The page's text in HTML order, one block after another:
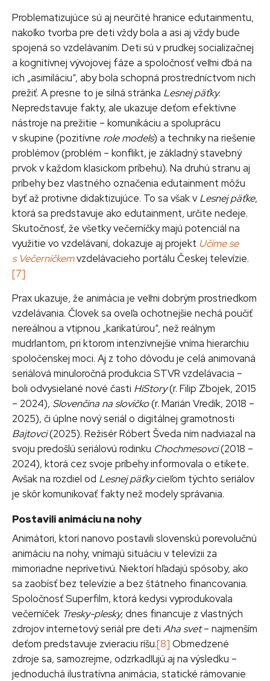
Problematizujúce sú aj neurčité hranice edutainmentu,
nakoľko tvorba pre deti vždy bola a asi aj vždy bude
spojená so vzdelávaním. Deti sú v prudkej socializačnej
a kognitívnej vývojovej fáze a spoločnosť veľmi dbá na
ich „asimiláciu“, aby bola schopná prostredníctvom nich
prežiť. A presne to je silná stránka Lesnej päťky.
Nepredstavuje fakty, ale ukazuje deťom efektívne
nástroje na prežitie – komunikáciu a spoluprácu
v skupine (pozitívne role models) a techniky na riešenie
problémov (problém – konflikt, je základný stavebný
prvok v každom klasickom príbehu). Na druhú stranu aj
príbehy bez vlastného označenia edutainment môžu
byť až protivne didaktizujúce. To sa však vLesnej päťke,
ktorá sa predstavuje ako edutainment, určite nedeje.
Skutočnosť, že všetky večerníčky majú potenciál na
využitie vo vzdelávaní, dokazuje aj projekt Učíme se
s Večerníčkemvzdelávacieho portálu Českej televízie.
[7]
Prax ukazuje, že animácia je veľmi dobrým prostriedkom
vzdelávania. Človek sa oveľa ochotnejšie nechá poučiť
nereálnou a vtipnou „karikatúrou“, než reálnym
mudrlantom, pri ktorom intenzívnejšie vníma hierarchiu
spoločenskej moci. Aj z toho dôvodu je celá animovaná
seriálová minuloročná produkcia STVR vzdelávacia –
boli odvysielané nové časti HiStory(r. Filip Zbojek, 2015
– 2024), Slovenčina na slovíčko(r. Marián Vredík, 2018 –
2025), či úplne nový seriál o digitálnej gramotnosti
Bajtovci(2025). Režisér Róbert Šveda ním nadviazal na
svoju predošlú seriálovú rodinku Chochmesovci(2018 –
2024), ktorá cez svoje príbehy informovala o etikete.
Avšak na rozdiel od Lesnej päťkycieľom týchto seriálov
je skôr komunikovať fakty než modely správania.
Postavili animáciu na nohy
Animátori, ktorí nanovo postavili slovenskú porevolučnú
animáciu na nohy, vnímajú situáciu v televízii za
mimoriadne neprívetivú. Niektorí hľadajú spôsoby, ako
sa zaobísť bez televízie a bez štátneho financovania.
Spoločnosť Superfilm, ktorá kedysi vyprodukovala
večerníček Tresky-plesky, dnes financuje z vlastných
zdrojov internetový seriál pre deti Aha svet– najmenším
deťom predstavuje zvieraciu ríšu.[8] Obmedzené
zdroje sa, samozrejme, odzrkadľujú aj na výsledku –
jednoduchá ilustratívna animácia, statické rámovanie